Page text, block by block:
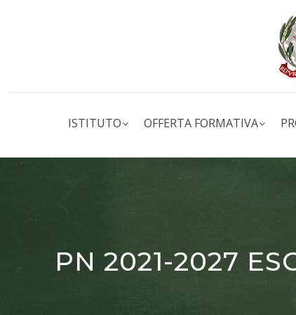
ISTITUTO OFFERTA FORMATIVA
PN 2021-2027